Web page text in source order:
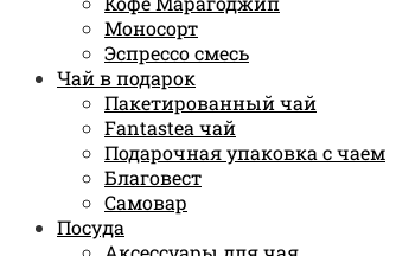
Моносорт
Эспрессо смесь
Чай в подарок
Пакетированный чай
Fantastea чай
Подарочная упаковка с чаем
Благовест
Самовар
Посуда